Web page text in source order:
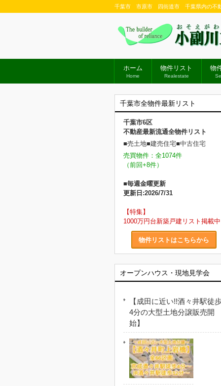
千葉市 市原市 四街道市 千葉県内の不
ホーム
Home
物件リスト
Realestate
物
千葉市全物件最新リスト
千葉市6区
不動産最新流通全物件リスト
■売土地■建売住宅■中古住宅
売買物件：全1074件
（前回+8件）
■毎週金曜更新
更新日:2026/7/31
【特集】
1000万円台新築戸建リスト掲載中
物件リストはこちらから
オープンハウス・現地見学会
【成田に近い!!酒々井駅徒
4分の大型土地分譲販売開
始】